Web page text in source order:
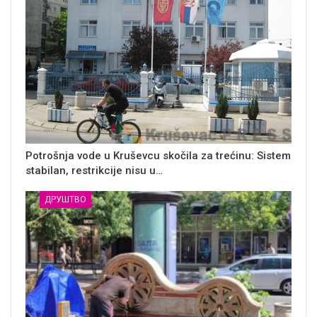
Potrošnja vode u Kruševcu skočila za trećinu: Sistem
stabilan, restrikcije nisu u…
ДРУШТВО